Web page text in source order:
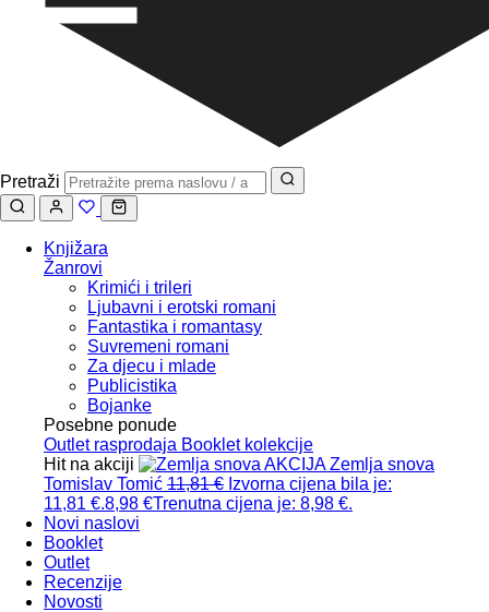
Pretraži
Knjižara
Žanrovi
Krimići i trileri
Ljubavni i erotski romani
Fantastika i romantasy
Suvremeni romani
Za djecu i mlade
Publicistika
Bojanke
Posebne ponude
Outlet rasprodaja Booklet kolekcije
Hit na akciji
AKCIJA Zemlja snova
Tomislav Tomić 11,81€ Izvorna cijena bila je:
11,81 €.8,98 €Trenutna cijena je: 8,98 €.
Novi naslovi
Booklet
Outlet
Recenzije
Novosti